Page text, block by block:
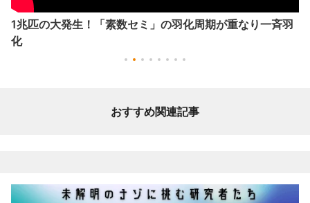
1兆匹の大発生！「素数セミ」の羽化周期が重なり一斉羽
化
おすすめ関連記事